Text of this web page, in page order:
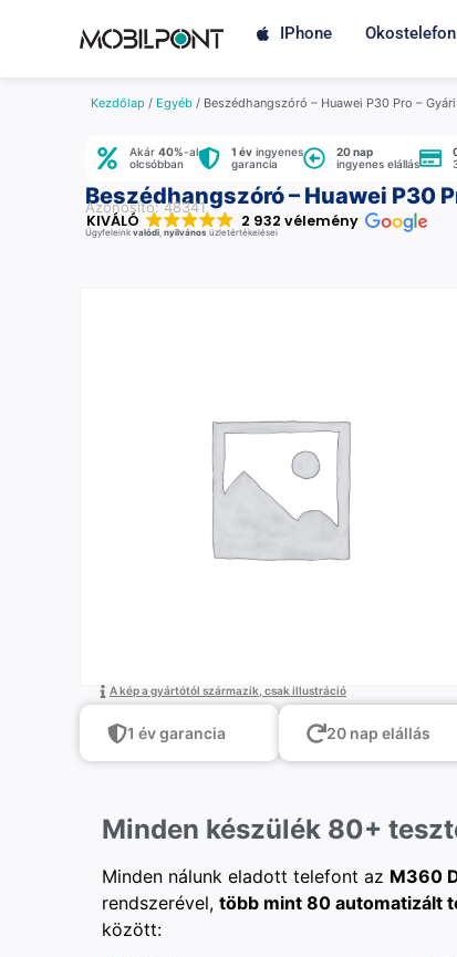
IPhone Okostelefon
Kezdőlap / Egyéb / Beszédhangszóró – Huawei P30 Pro –
Akár 40%-al
olcsóbban
1 év ingyenes
garancia
20 nap
ingyenes elállás
Beszédhangszóró – Huawei P30
Azonosító: 48341
KIVÁLÓ 2 932 vélemény
Ügyfeleink valódi, nyilvános üzletértékelései
A kép a gyártótól származik, csak illustráció
1 év garancia 20 nap elállás
Minden készülék 80+
Minden nálunk eladott telefont az M360
rendszerével, több mint 80 automatizált
között: